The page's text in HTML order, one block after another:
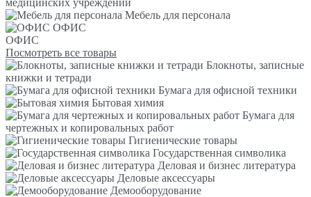
Мебель для персонала
ОФИС
ОФИС
Посмотреть все товары
Блокноты, записные
книжки и тетради
Бумага для офисной техники
Бытовая химия
Бумага для
чертежных и копировальных работ
Гигиенические товары
Государственная символика
Деловая и бизнес литература
Деловые аксессуары
Демооборудование